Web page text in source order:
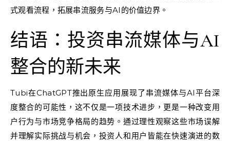
式观看流程，拓展串流服务与AI的价值边界。
结语：投资串流媒体与AI
整合的新未来
Tubi在ChatGPT推出原生应用展现了串流媒体与AI平台深
度整合的可能性，这不仅是一项技术进步，更是一种改变用
户行为与市场竞争格局的趋势。通过理性观察这些市场误解
并理解实际挑战与机会，投资人和用户皆能在快速演进的数